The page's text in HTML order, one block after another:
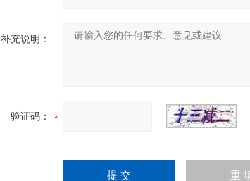
补充说明：
验证码：